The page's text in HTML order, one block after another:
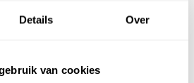
Details Over
van cookies
Nylon